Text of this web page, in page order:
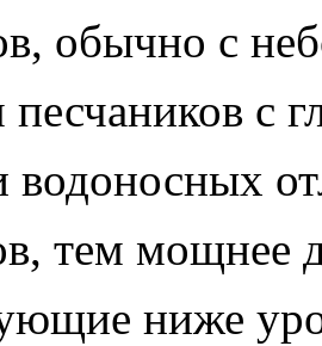
обычно с
песчаников с
тем мощнее
ниже